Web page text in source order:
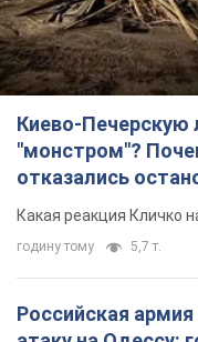
Киево-
"монстром"?
отказались
небоскреба
Какая реакция Кличко
годину тому 5,7 т.
Российская